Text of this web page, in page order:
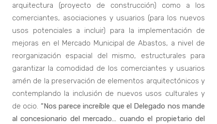
arquitectura (proyecto de construcción) como a los
comerciantes, asociaciones y usuarios (para los nuevos
usos potenciales a incluir) para la implementación de
mejoras en el Mercado Municipal de Abastos, a nivel de
reorganización espacial del mismo, estructurales para
garantizar la comodidad de los comerciantes y usuarios
amén de la preservación de elementos arquitectónicos y
contemplando la inclusión de nuevos usos culturales y
de ocio. “Nos parece increíble que el Delegado nos mande
al concesionario del mercado… cuando el propietario del